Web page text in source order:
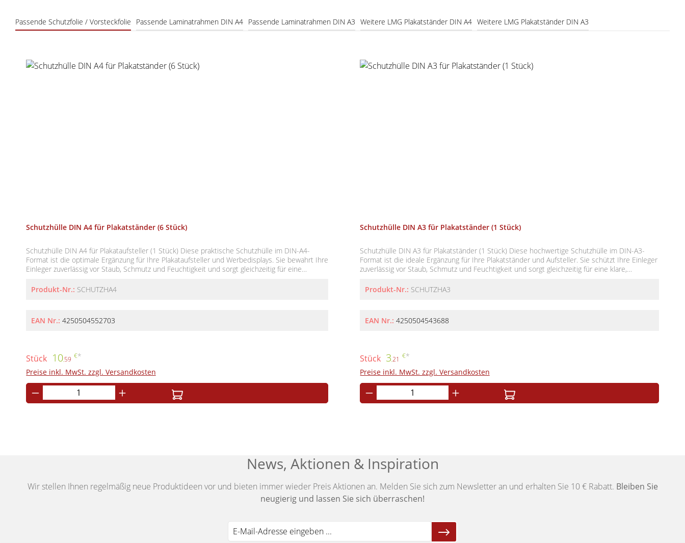
Passende Schutzfolie / Vorsteckfolie Passende Laminatrahmen DIN A4 Passende Laminatrahmen DIN A3 Weitere LMG Plakatständer DIN A4 Weitere LMG Plakatständer DIN A3
Schutzhülle DIN A4 für Plakatständer (6 Stück)
Schutzhülle DIN A4 für Plakataufsteller (1 Stück) Diese praktische Schutzhülle im DIN-A4-
Format ist die optimale Ergänzung für Ihre Plakataufsteller und Werbedisplays. Sie bewahrt Ihre
Einleger zuverlässig vor Staub, Schmutz und Feuchtigkeit und sorgt gleichzeitig für eine
Innenbereich sowie in geschützten Außenbereichen – perfekt für Einzelhandel, Messen,
Werbematerialien dauerhaft.
Produkt-Nr.: SCHUTZHA4
EAN Nr.: 4250504552703
Stück 10,59 €*
Preise inkl. MwSt. zzgl. Versandkosten
Schutzhülle DIN A3 für Plakatständer (1 Stück)
Schutzhülle DIN A3 für Plakatständer (1 Stück) Diese hochwertige Schutzhülle im DIN-A3-
Format ist die ideale Ergänzung für Ihre Plakatständer und Aufsteller. Sie schützt Ihre Einleger
zuverlässig vor Staub, Schmutz und Feuchtigkeit und sorgt gleichzeitig für eine klare,
geschützten Außenbereich – ob im Einzelhandel, bei Veranstaltungen oder in der
Lebensdauer Ihrer Plakate.
Produkt-Nr.: SCHUTZHA3
EAN Nr.:4250504543688
Stück 3,21 €*
Preise inkl. MwSt. zzgl. Versandkosten
News, Aktionen & Inspiration
Wir stellen Ihnen regelmäßig neue Produktideen vor und bieten immer wieder Preis Aktionen an. Melden Sie sich zum Newsletter an und erhalten Sie 10 € Rabatt. Bleiben Sie
neugierig und lassen Sie sich überraschen!